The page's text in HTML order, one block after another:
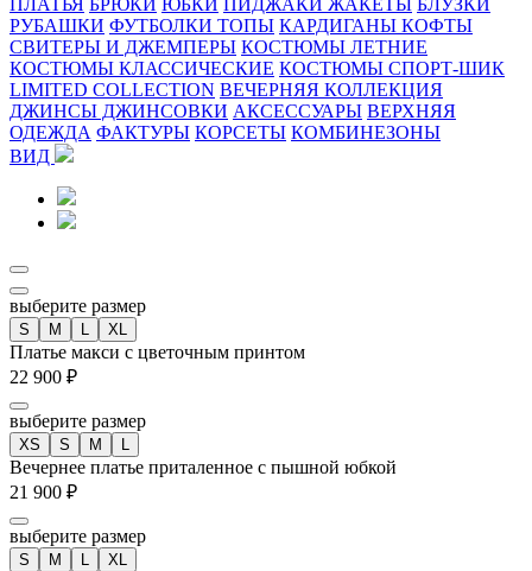
ПЛАТЬЯ БРЮКИ ЮБКИ ПИДЖАКИ ЖАКЕТЫ БЛУЗКИ
РУБАШКИ ФУТБОЛКИ ТОПЫ КАРДИГАНЫ КОФТЫ
СВИТЕРЫ И ДЖЕМПЕРЫ КОСТЮМЫ ЛЕТНИЕ
КОСТЮМЫ КЛАССИЧЕСКИЕ КОСТЮМЫ СПОРТ-ШИК
LIMITED COLLECTION ВЕЧЕРНЯЯ КОЛЛЕКЦИЯ
ДЖИНСЫ ДЖИНСОВКИ АКСЕССУАРЫ ВЕРХНЯЯ
ОДЕЖДА ФАКТУРЫ КОРСЕТЫ КОМБИНЕЗОНЫ
ВИД
выберите размер
S M L XL
Платье макси с цветочным принтом
22 900 ₽
выберите размер
XS S M L
Вечернее платье приталенное с пышной юбкой
21 900 ₽
выберите размер
S M L XL